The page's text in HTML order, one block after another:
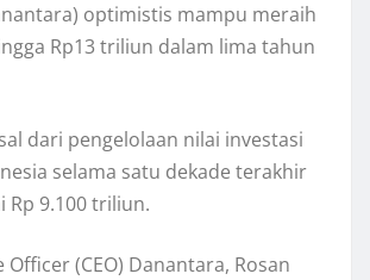
optimistis mampu meraih
Rp13 triliun dalam lima tahun
dari pengelolaan nilai investasi
selama satu dekade terakhir
Rp 9.100 triliun.
Officer (CEO) Danantara, Rosan